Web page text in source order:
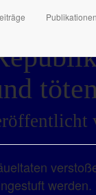
Publikationen